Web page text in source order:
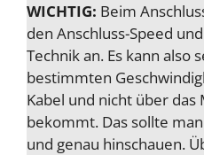
WICHTIG: Beim
den Anschluss-Speed
Technik an. Es kann also
bestimmten
Kabel und nicht über
bekommt. Das sollte
und genau hinschauen.